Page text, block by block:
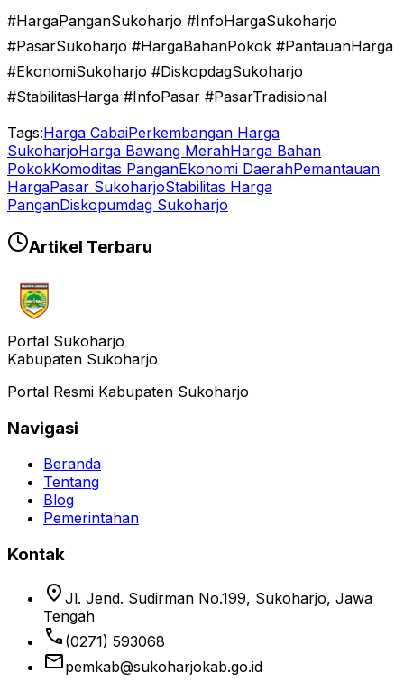
#HargaPanganSukoharjo #InfoHargaSukoharjo
#PasarSukoharjo #HargaBahanPokok #PantauanHarga
#EkonomiSukoharjo #DiskopdagSukoharjo
#StabilitasHarga #InfoPasar #PasarTradisional
Tags:Harga CabaiPerkembangan Harga
SukoharjoHarga Bawang MerahHarga Bahan
PokokKomoditas PanganEkonomi DaerahPemantauan
HargaPasar SukoharjoStabilitas Harga
PanganDiskopumdag Sukoharjo
Artikel Terbaru
Portal Sukoharjo
Kabupaten Sukoharjo
Portal Resmi Kabupaten Sukoharjo
Navigasi
Beranda
Tentang
Blog
Pemerintahan
Kontak
location_on Jl. Jend. Sudirman No.199, Sukoharjo, Jawa
Tengah
phone (0271) 593068
emailpemkab@sukoharjokab.go.id